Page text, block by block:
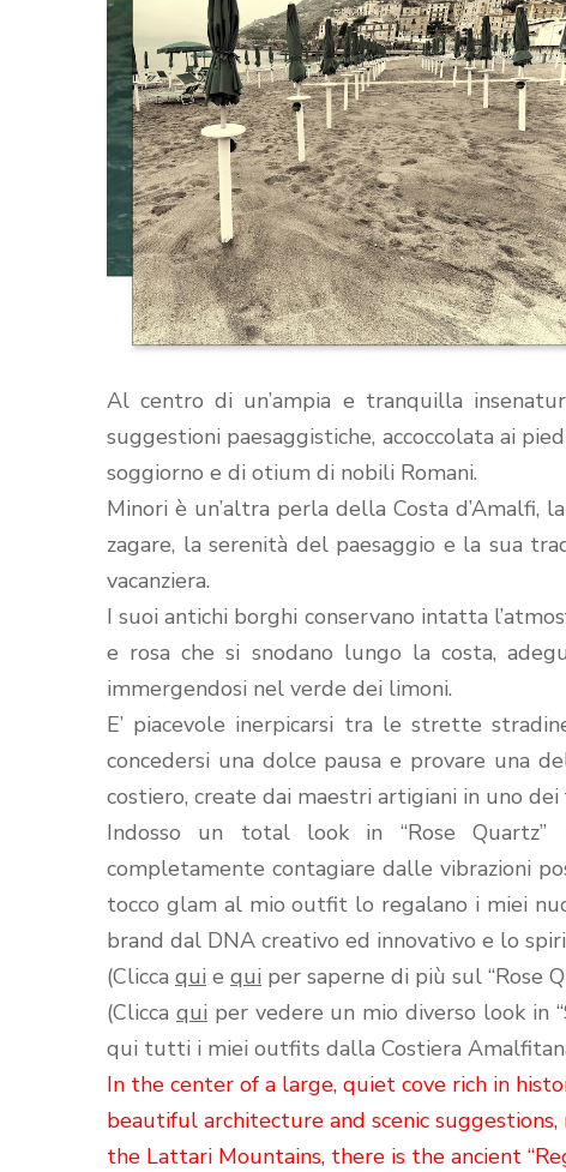
Al centro di un’ampia e tranquilla
suggestioni paesaggistiche, accoccolata ai
soggiorno e di otium di nobili Romani.
Minori è un’altra perla della Costa d’Amalfi,
zagare, la serenità del paesaggio e la sua
vacanziera.
I suoi antichi borghi conservano intatta
e rosa che si snodano lungo la costa,
immergendosi nel verde dei limoni.
E’ piacevole inerpicarsi tra le strette
concedersi una dolce pausa e provare una
costiero, create dai maestri artigiani in uno
Indosso un total look in “Rose
completamente contagiare dalle vibrazioni
tocco glam al mio outfit lo regalano i miei
brand dal DNA creativo ed innovativo e lo
(Clicca qui e qui per saperne di più sul “Rose
(Clicca qui per vedere un mio diverso look in
qui tutti i miei outfits dalla Costiera
In the center of a large, quiet cove rich in
beautiful architecture and scenic
the Lattari Mountains, there is the ancient